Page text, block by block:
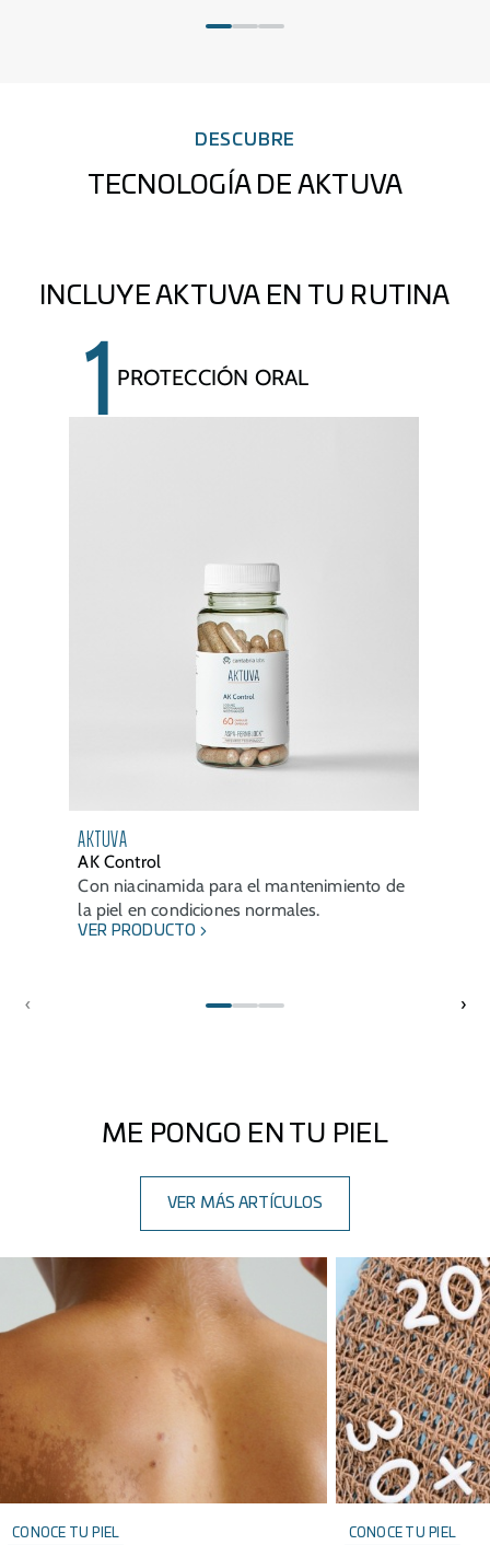
DESCUBRE
TECNOLOGÍA DE AKTUVA
VER MÁS
INCLUYE AKTUVA EN TU RUTINA
1 PROTECCIÓN ORAL
AKTUVA
AK Control
Con niacinamida para el mantenimiento de
la piel en condiciones normales.
VER PRODUCTO
‹ ›
ME PONGO EN TU PIEL
VER MÁS ARTÍCULOS
CONOCE TU PIEL CONOCE TU PIEL